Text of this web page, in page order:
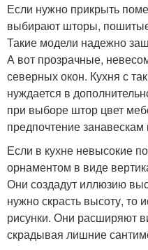
Если нужно прикрыть
выбирают шторы, пошитые
Такие модели надежно
А вот прозрачные,
северных окон. Кухня с
нуждается в
при выборе штор цвет
предпочтение
Если в кухне невысокие
орнаментом в виде
Они создадут иллюзию
нужно скрасть высоту, то
рисунки. Они расширяют
скрадывая лишние